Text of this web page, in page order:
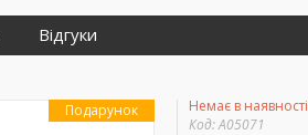
Відгуки
Подарунок
Немає в наявності
Код:А05071